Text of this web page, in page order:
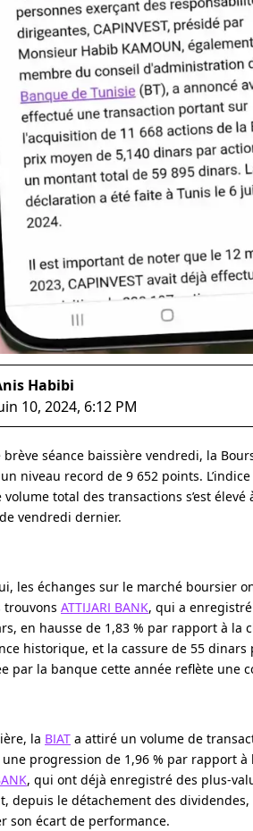
Habibi
10, 2024, 6:12 PM
brève séance baissière vendredi, la
niveau record de 9 652 points. L’indice
volume total des transactions s’est
vendredi dernier.
les échanges sur le marché boursier
trouvons ATTIJARI BANK, qui a
en hausse de 1,83 % par rapport à la
historique, et la cassure de 55
par la banque cette année reflète une
la BIAT a attiré un volume de
progression de 1,96 % par rapport
, qui ont déjà enregistré des plus-
depuis le détachement des
son écart de performance.